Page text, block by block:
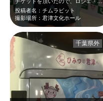
投稿者名：チムラビット
撮影場所：君津文化ホール
千葉県外